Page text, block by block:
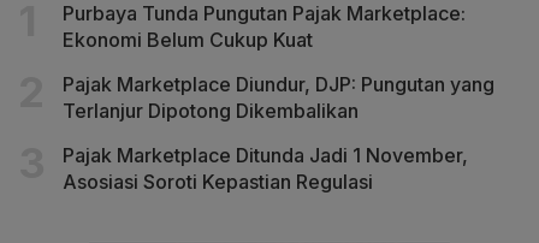
Purbaya Tunda Pungutan Pajak Marketplace:
Ekonomi Belum Cukup Kuat
Pajak Marketplace Diundur, DJP: Pungutan yang
Terlanjur Dipotong Dikembalikan
Pajak Marketplace Ditunda Jadi 1 November,
Asosiasi Soroti Kepastian Regulasi